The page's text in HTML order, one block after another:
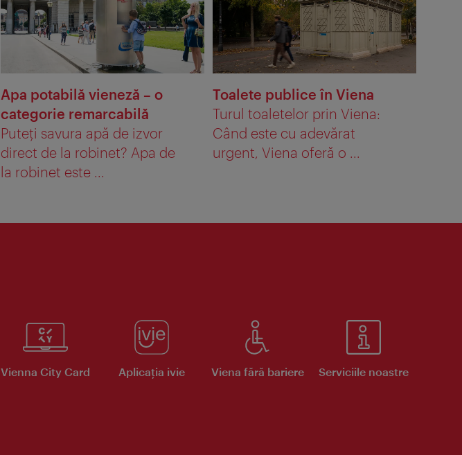
Apa potabilă vieneză – o
categorie remarcabilă
Puteţi savura apă de izvor
direct de la robinet? Apa de
la robinet este ...
Toalete publice în Viena
Turul toaletelor prin Viena:
Când este cu adevărat
urgent, Viena oferă o ...
Vienna City Card Aplicaţia ivie Viena fără bariere Serviciile noastre